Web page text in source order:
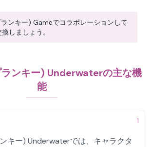
ンキー) Gameでコラボレーションして
しましょう。
ンキー) Underwaterの主な機
能
1
キー) Underwaterでは、キャラクタ